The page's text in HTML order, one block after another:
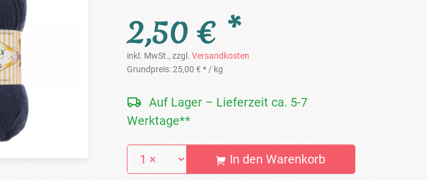
2,50 € *
inkl. MwSt., zzgl. Versandkosten
Grundpreis:25,00 € */ kg
Auf Lager – Lieferzeit ca. 5-7
Werktage**
In den Warenkorb